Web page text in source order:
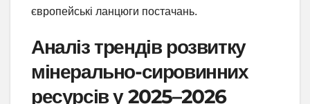
європейські ланцюги постачань.
Аналіз трендів розвитку
мінерально-сировинних
ресурсів у 2025–2026